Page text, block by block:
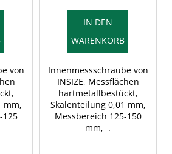
von
mm,
125
IN DEN
WARENKORB
Innenmessschraube von
INSIZE, Messflächen
hartmetallbestückt,
Skalenteilung 0,01 mm,
Messbereich 125-150
mm, .